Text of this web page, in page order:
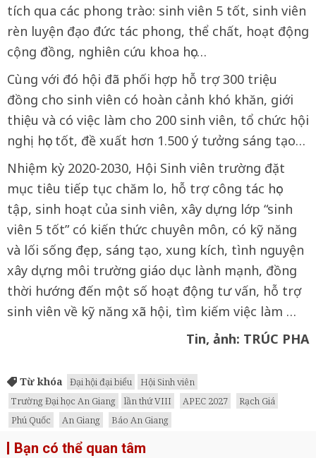
tích qua các phong trào: sinh viên 5 tốt, sinh viên
rèn luyện đạo đức tác phong, thể chất, hoạt động
cộng đồng, nghiên cứu khoa học…
Cùng với đó hội đã phối hợp hỗ trợ 300 triệu
đồng cho sinh viên có hoàn cảnh khó khăn, giới
thiệu và có việc làm cho 200 sinh viên, tổ chức hội
nghị học tốt, đề xuất hơn 1.500 ý tưởng sáng tạo…
Nhiệm kỳ 2020-2030, Hội Sinh viên trường đặt
mục tiêu tiếp tục chăm lo, hỗ trợ công tác học
tập, sinh hoạt của sinh viên, xây dựng lớp “sinh
viên 5 tốt” có kiến thức chuyên môn, có kỹ năng
và lối sống đẹp, sáng tạo, xung kích, tình nguyện
xây dựng môi trường giáo dục lành mạnh, đồng
thời hướng đến một số hoạt động tư vấn, hỗ trợ
sinh viên về kỹ năng xã hội, tìm kiếm việc làm …
Tin, ảnh: TRÚC PHA
Từ khóa Đại hội đại biểu
Hội Sinh viên
Trường Đại học An Giang
lần thứ VIII APEC 2027
Rạch Giá
Phú Quốc
An Giang Báo An Giang
Bạn có thể quan tâm